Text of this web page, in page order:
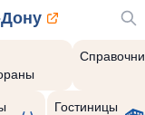
Гостиницы